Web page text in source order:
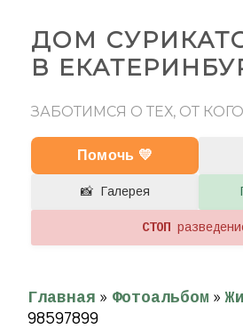
ДОМ
В
ЗАБОТИМСЯ О ТЕХ, ОТ
Помочь 💛
📸 Галерея
СТОП
Главная » Фотоальбом »
98597899